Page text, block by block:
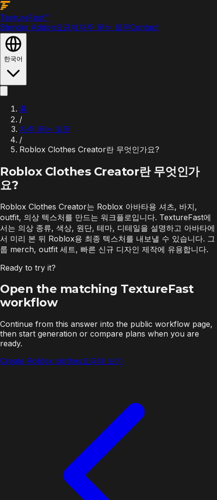
TextureFast™
Blender Addon요금제자주 묻는 질문Contact
한국어
홈
/
자주 묻는 질문
/
Roblox Clothes Creator란 무엇인가요?
Roblox Clothes Creator란 무엇인가
요?
Roblox Clothes Creator는 Roblox 아바타용 셔츠, 바지,
outfit, 의상 텍스처를 만드는 워크플로입니다. TextureFast에
서는 의상 종류, 색상, 원단, 테마, 디테일을 설명하고 아바타에
서 미리 본 뒤 Roblox용 최종 텍스처를 내보낼 수 있습니다. 그
룹 merch, outfit 세트, 빠른 신규 디자인 제작에 유용합니다.
Ready to try it?
Open the matching TextureFast
workflow
Continue from this answer into the public workflow page,
then start generation or compare plans when you are
ready.
Create Roblox clothes요금제 보기